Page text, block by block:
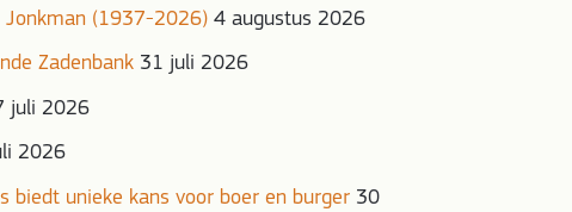
Jonkman (1937-2026) 4 augustus 2026
Zadenbank 31 juli 2026
juli 2026
2026
biedt unieke kans voor boer en burger 30